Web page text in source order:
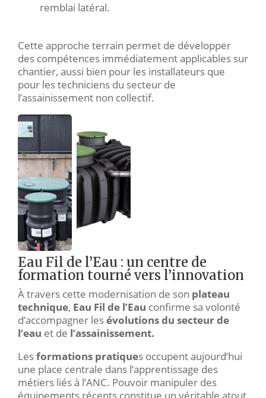
remblai latéral.
Cette approche terrain permet de développer
des compétences immédiatement applicables sur
chantier, aussi bien pour les installateurs que
pour les techniciens du secteur de
l’assainissement non collectif.
Eau Fil de l’Eau : un centre de
formation tourné vers l’innovation
À travers cette modernisation de son plateau
technique, Eau Fil de l’Eau confirme sa volonté
d’accompagner lesévolutions du secteur de
l’eau et de l’assainissement.
Lesformations pratiques occupent aujourd’hui
une place centrale dans l’apprentissage des
métiers liés à l’ANC. Pouvoir manipuler des
équipements récents constitue un véritable atout